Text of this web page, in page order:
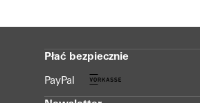
Płać bezpiecznie
PayPal